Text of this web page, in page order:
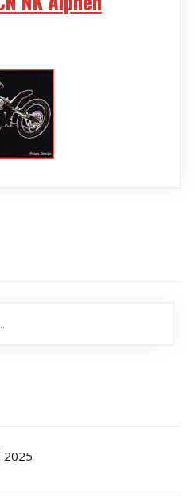
2025